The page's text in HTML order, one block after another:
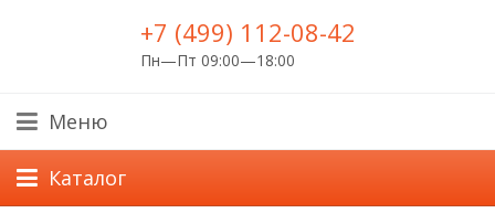
+7 (499) 112-08-42
Пн—Пт 09:00—18:00
Меню
Каталог